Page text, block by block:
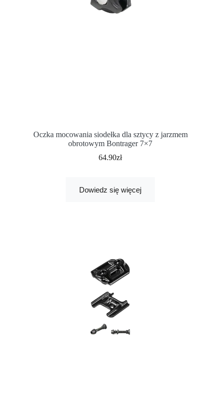
Oczka mocowania siodełka dla sztycy z jarzmem
obrotowym Bontrager 7×7
64.90zł
Dowiedz się więcej